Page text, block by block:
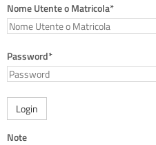
Nome Utente o Matricola*
Password*
Login
Note